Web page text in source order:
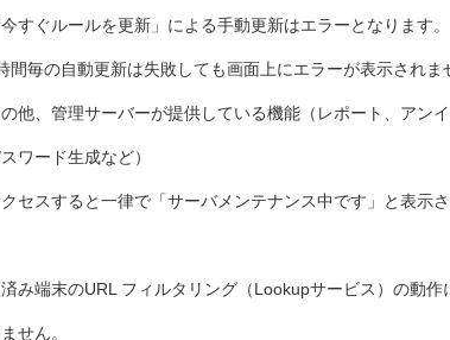
ルールを更新」による手動更新はエラーとなります。
の自動更新は失敗しても画面上にエラーが表示されま
、管理サーバーが提供している機能（レポート、アン
ド生成など）
すると一律で「サーバメンテナンス中です」と表示さ
み端末のURL フィルタリング（Lookupサービス）の動作
ん。